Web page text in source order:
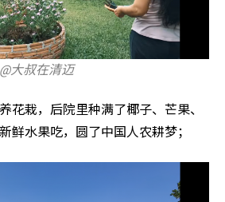
大叔在清迈
花栽，后院里种满了椰子、芒果、
鲜水果吃，圆了中国人农耕梦；